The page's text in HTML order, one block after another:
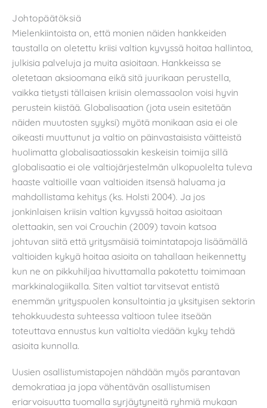
Johtopäätöksiä
Mielenkiintoista on, että monien näiden hankkeiden
taustalla on oletettu kriisi valtion kyvyssä hoitaa hallintoa,
julkisia palveluja ja muita asioitaan. Hankkeissa se
oletetaan aksioomana eikä sitä juurikaan perustella,
vaikka tietysti tällaisen kriisin olemassaolon voisi hyvin
perustein kiistää. Globalisaation (jota usein esitetään
näiden muutosten syyksi) myötä monikaan asia ei ole
oikeasti muuttunut ja valtio on päinvastaisista väitteistä
huolimatta globalisaatiossakin keskeisin toimija sillä
globalisaatio ei ole valtiojärjestelmän ulkopuolelta tuleva
haaste valtioille vaan valtioiden itsensä haluama ja
mahdollistama kehitys (ks. Holsti 2004). Ja jos
jonkinlaisen kriisin valtion kyvyssä hoitaa asioitaan
olettaakin, sen voi Crouchin (2009) tavoin katsoa
johtuvan siitä että yritysmäisiä toimintatapoja lisäämällä
valtioiden kykyä hoitaa asioita on tahallaan heikennetty
kun ne on pikkuhiljaa hivuttamalla pakotettu toimimaan
markkinalogiikalla. Siten valtiot tarvitsevat entistä
enemmän yrityspuolen konsultointia ja yksityisen sektorin
tehokkuudesta suhteessa valtioon tulee itseään
toteuttava ennustus kun valtiolta viedään kyky tehdä
asioita kunnolla.
Uusien osallistumistapojen nähdään myös parantavan
demokratiaa ja jopa vähentävän osallistumisen
eriarvoisuutta tuomalla syrjäytyneitä ryhmiä mukaan